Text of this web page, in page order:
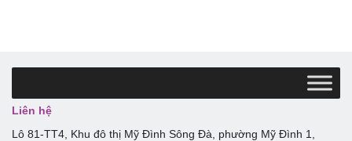
Liên hệ
Lô 81-TT4, Khu đô thị Mỹ Đình Sông Đà, phường Mỹ Đình 1,